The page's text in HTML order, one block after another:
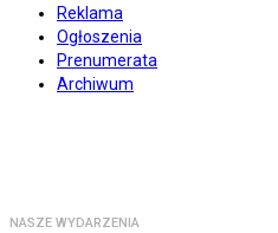
Reklama
Ogłoszenia
Prenumerata
Archiwum
NASZE WYDARZENIA